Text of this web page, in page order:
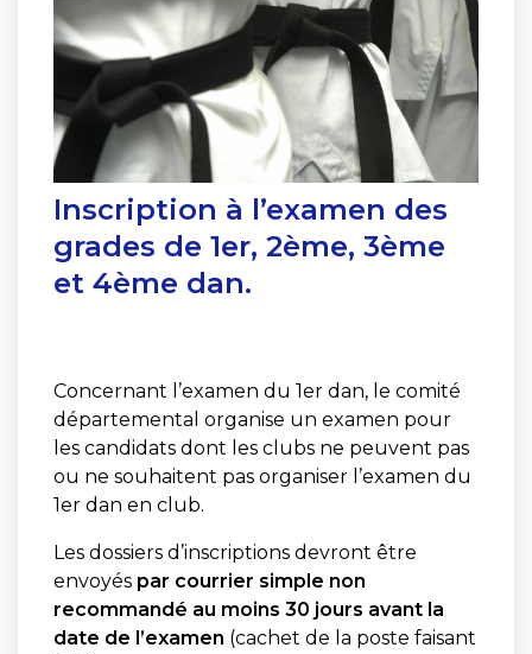
Inscription à l’examen des
grades de 1er, 2ème, 3ème
et 4ème dan.
Concernant l’examen du 1er dan, le comité
départemental organise un examen pour
les candidats dont les clubs ne peuvent pas
ou ne souhaitent pas organiser l’examen du
1er dan en club.
Les dossiers d’inscriptions devront être
envoyés par courrier simple non
recommandé au moins 30 jours avant la
date de l’examen (cachet de la poste faisant